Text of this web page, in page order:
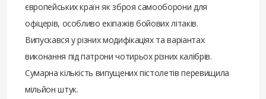
європейських країн як зброя самооборони для
офіцерів, особливо екіпажів бойових літаків.
Випускався у різних модифікаціях та варіантах
виконання під патрони чотирьох різних калібрів.
Сумарна кількість випущених пістолетів перевищила
мільйон штук.